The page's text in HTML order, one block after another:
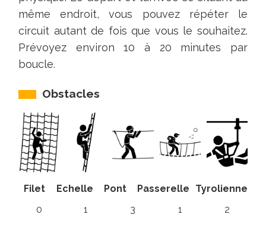
même endroit, vous pouvez répéter le
circuit autant de fois que vous le souhaitez.
Prévoyez environ 10 à 20 minutes par
boucle.
Obstacles
Filet Echelle Pont Passerelle
Tyrolienne
0
1 3 1 2